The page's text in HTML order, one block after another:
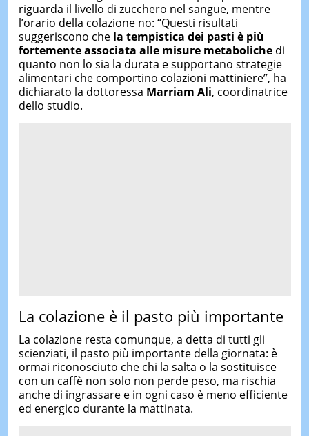
riguarda il livello di zucchero nel sangue, mentre
l’orario della colazione no: “Questi risultati
suggeriscono che la tempistica dei pasti è più
fortemente associata alle misure metabolichedi
quanto non lo sia la durata e supportano strategie
alimentari che comportino colazioni mattiniere”, ha
dichiarato la dottoressa Marriam Ali, coordinatrice
dello studio.
La colazione è il pasto più importante
La colazione resta comunque, a detta di tutti gli
scienziati, il pasto più importante della giornata: è
ormai riconosciuto che chi la salta o la sostituisce
con un caffè non solo non perde peso, ma rischia
anche di ingrassare e in ogni caso è meno efficiente
ed energico durante la mattinata.